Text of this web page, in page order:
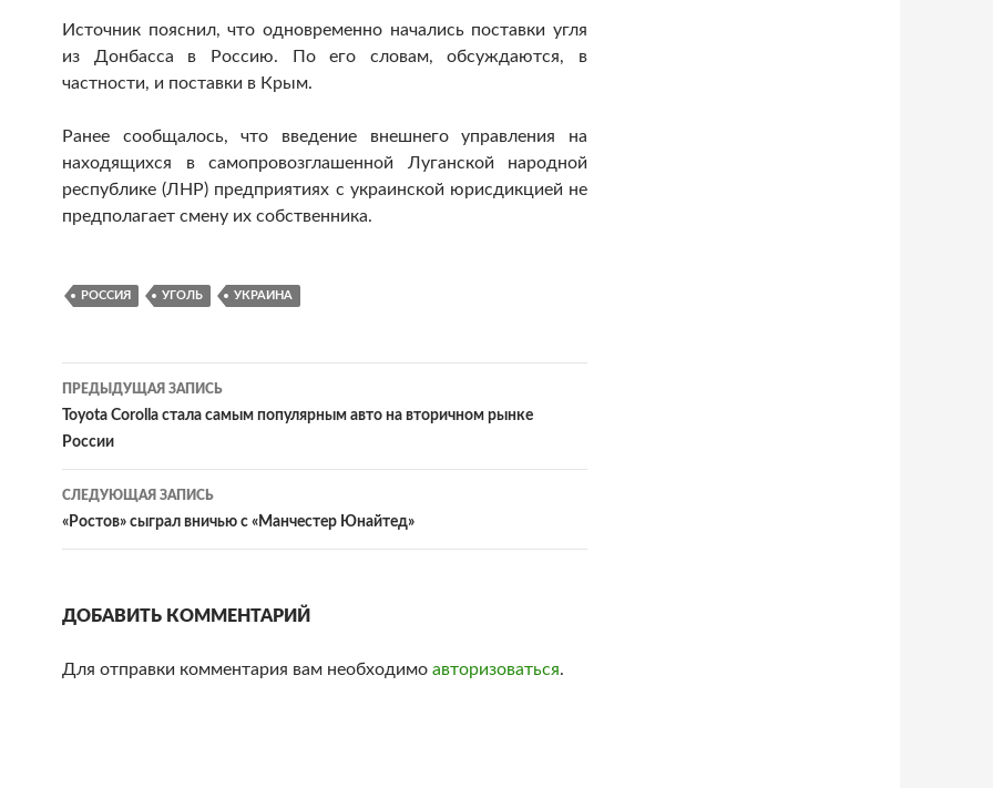
Источник пояснил, что одновременно начались поставки угля
из Донбасса в Россию. По его словам, обсуждаются, в
частности, и поставки в Крым.
Ранее сообщалось, что введение внешнего управления на
находящихся в самопровозглашенной Луганской народной
республике (ЛНР) предприятиях с украинской юрисдикцией не
предполагает смену их собственника.
РОССИЯ УГОЛЬ УКРАИНА
Навигация
записям
ПРЕДЫДУЩАЯ ЗАПИСЬ
Toyota Corolla стала самым популярным авто на вторичном рынке
России
СЛЕДУЮЩАЯ ЗАПИСЬ
«Ростов» сыграл вничью с «Манчестер Юнайтед»
ДОБАВИТЬ КОММЕНТАРИЙ
Для отправки комментария вам необходимо авторизоваться.